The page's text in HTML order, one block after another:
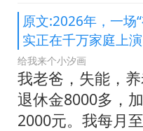
原文:2026年，一场
实正在千万家庭上演
给我来个小汐画
我老爸，失能，
退休金8000多，
2000元。我每月